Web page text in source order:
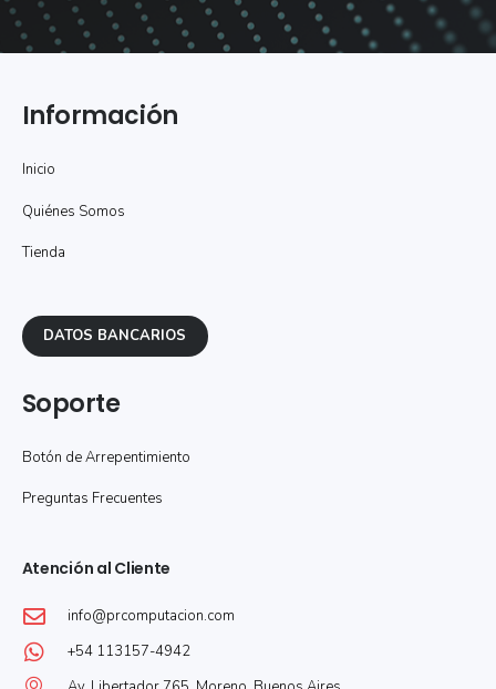
Información
Inicio
Quiénes Somos
Tienda
DATOS BANCARIOS
Soporte
Botón de Arrepentimiento
Preguntas Frecuentes
Atención al Cliente
info@prcomputacion.com
+54 113157-4942